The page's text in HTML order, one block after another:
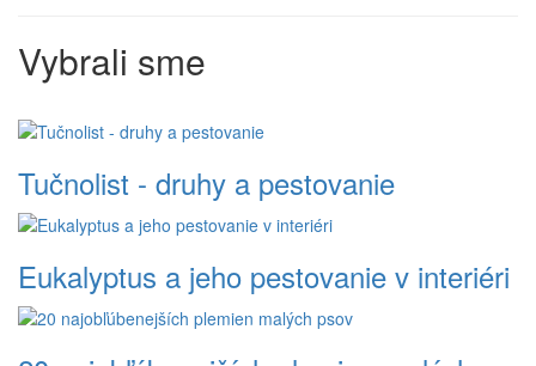
Vybrali sme
Tučnolist - druhy a pestovanie
Eukalyptus a jeho pestovanie v interiéri